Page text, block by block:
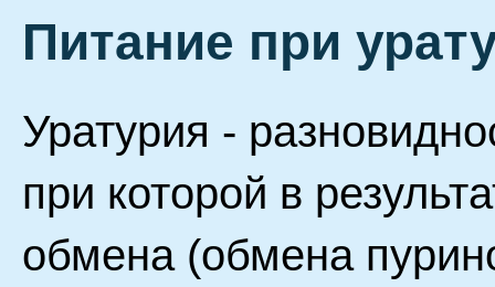
Питание при
Уратурия -
при которой в
обмена (обмена